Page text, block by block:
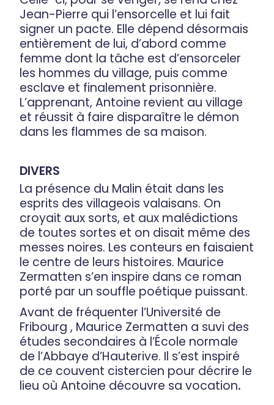
Jean-Pierre qui l’ensorcelle et lui fait
signer un pacte. Elle dépend désormais
entièrement de lui, d’abord comme
femme dont la tâche est d’ensorceler
les hommes du village, puis comme
esclave et finalement prisonnière.
L’apprenant, Antoine revient au village
et réussit à faire disparaître le démon
dans les flammes de sa maison.
DIVERS
La présence du Malin était dans les
esprits des villageois valaisans. On
croyait aux sorts, et aux malédictions
de toutes sortes et on disait même des
messes noires. Les conteurs en faisaient
le centre de leurs histoires. Maurice
Zermatten s’en inspire dans ce roman
porté par un souffle poétique puissant.
Avant de fréquenter l’Université de
Fribourg , Maurice Zermatten a suvi des
études secondaires à l’École normale
de l’Abbaye d’Hauterive. Il s’est inspiré
de ce couvent cistercien pour décrire le
lieu où Antoine découvre sa vocation.